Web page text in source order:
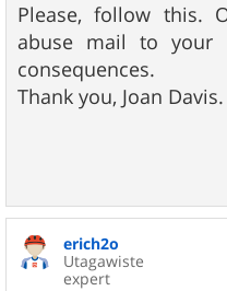
Please, follow this.
abuse mail to your
consequences.
Thank you, Joan Davis.
erich2o
Utagawiste
expert